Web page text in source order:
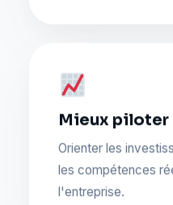
Mieux
Orienter les
les compétences
l'entreprise.